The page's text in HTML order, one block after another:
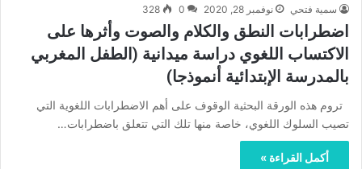
سمية فتحي نوفمبر 28, 2020 0
328
اضطرابات النطق والكلام والصوت وأثرها على
الاكتساب اللغوي دراسة ميدانية (الطفل المغربي
بالمدرسة الإبتدائية أنموذجا)
تروم هذه الورقة البحثية الوقوف على أهم الاضطرابات اللغوية التي
تصيب السلوك اللغوي، خاصة منها تلك التي تتعلق باضطرابات…
أكمل القراءة »